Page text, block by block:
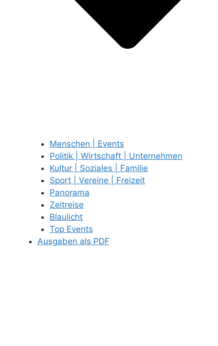
Menschen | Events
Politik | Wirtschaft | Unternehmen
Kultur | Soziales | Familie
Sport | Vereine | Freizeit
Panorama
Zeitreise
Blaulicht
Top Events
Ausgaben als PDF